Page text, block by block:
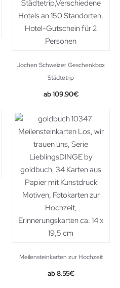
Jochen Schweizer Geschenkbox
Städtetrip
109.90€
Meilensteinkarten zur Hochzeit
Original
8.55€Current